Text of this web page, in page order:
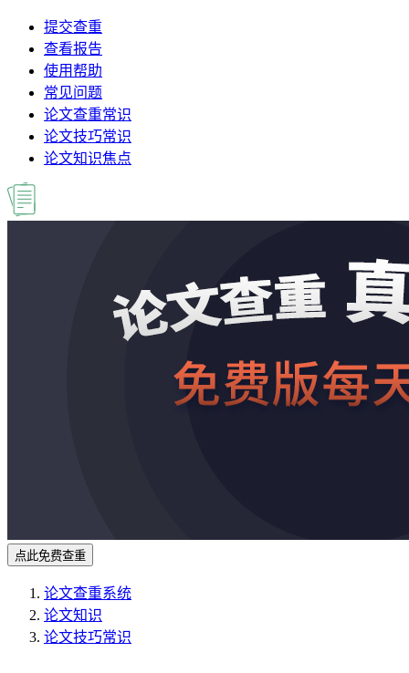
提交查重
查看报告
使用帮助
常见问题
论文查重常识
论文技巧常识
论文知识焦点
点此免费查重
论文查重系统
论文知识
论文技巧常识